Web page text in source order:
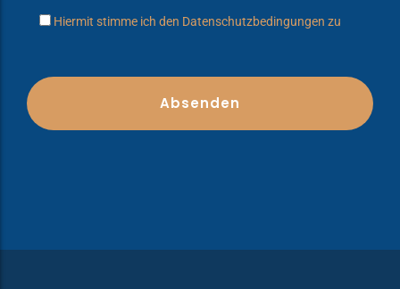
Hiermit stimme ich den Datenschutzbedingungen zu